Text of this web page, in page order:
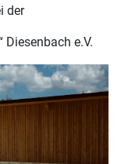
der
e.V.